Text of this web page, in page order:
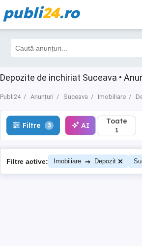
publi24.ro
Depozite de inchiriat Suceava •
Publi24 Anunțuri Suceava Imobiliare
Filtre 3 AI
Filtre 3 AI Toate
1
Filtre active: Imobiliare → Depozit